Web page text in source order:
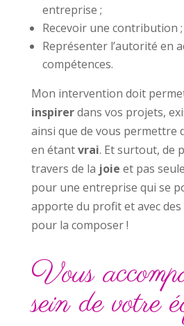
entreprise ;
Recevoir une contribution ;
Représenter l’autorité en
compétences.
Mon intervention doit
inspirerdans vos projets,
ainsi que de vous permettre
en étantvrai. Et surtout, de
travers de la joie et pas
pour une entreprise qui se
apporte du profit et avec des
pour la composer !
Vous
sein de votre